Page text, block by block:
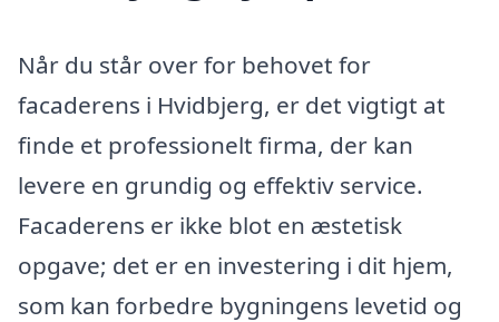
Når du står over for behovet for
facaderens i Hvidbjerg, er det vigtigt at
finde et professionelt firma, der kan
levere en grundig og effektiv service.
Facaderens er ikke blot en æstetisk
opgave; det er en investering i dit hjem,
som kan forbedre bygningens levetid og